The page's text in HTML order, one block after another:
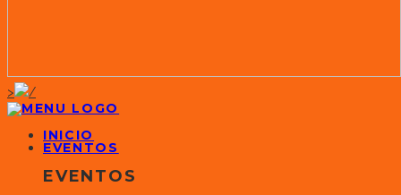
>
INICIO
EVENTOS
EVENTOS